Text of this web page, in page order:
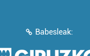
Babesleak: